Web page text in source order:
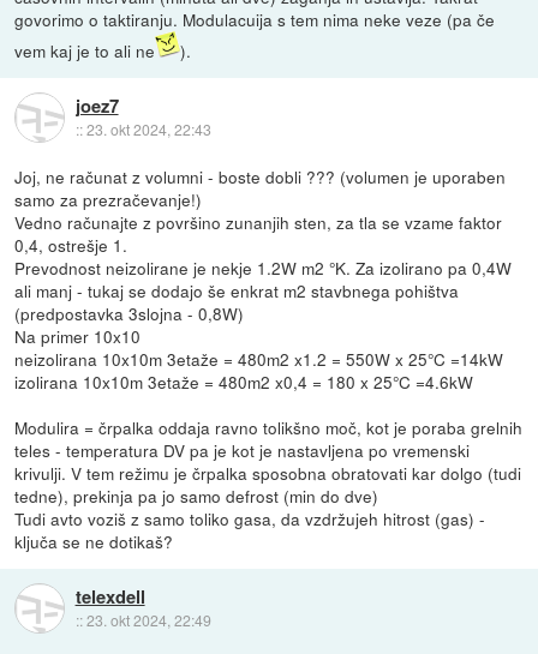
govorimo o taktiranju. Modulacuija s tem nima neke veze (pa če
vem kaj je to ali ne
).
joez7
::23. okt 2024, 22:43
Joj, ne računat z volumni - boste dobli ??? (volumen je uporaben
samo za prezračevanje!)
Vedno računajte z površino zunanjih sten, za tla se vzame faktor
0,4, ostrešje 1.
Prevodnost neizolirane je nekje 1.2W m2 °K. Za izolirano pa 0,4W
ali manj - tukaj se dodajo še enkrat m2 stavbnega pohištva
(predpostavka 3slojna - 0,8W)
Na primer 10x10
neizolirana 10x10m 3etaže = 480m2 x1.2 = 550W x 25°C =14kW
izolirana 10x10m 3etaže = 480m2 x0,4 = 180 x 25°C =4.6kW
Modulira = črpalka oddaja ravno tolikšno moč, kot je poraba grelnih
teles - temperatura DV pa je kot je nastavljena po vremenski
krivulji. V tem režimu je črpalka sposobna obratovati kar dolgo (tudi
tedne), prekinja pa jo samo defrost (min do dve)
Tudi avto voziš z samo toliko gasa, da vzdržujeh hitrost (gas) -
ključa se ne dotikaš?
telexdell
::23. okt 2024, 22:49